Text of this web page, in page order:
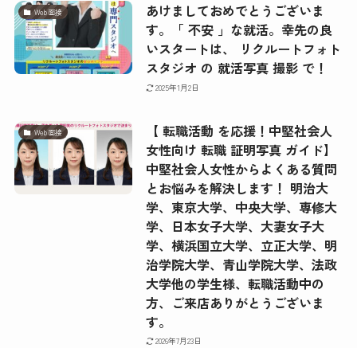
Web面接
あけましておめでとうございま
す。「 不安 」な就活。幸先の良
いスタートは、 リクルートフォト
スタジオ の 就活写真 撮影 で！
2025年1月2日
Web面接
【 転職活動 を応援！中堅社会人
女性向け 転職 証明写真 ガイド】
中堅社会人女性からよくある質問
とお悩みを解決します！ 明治大
学、東京大学、中央大学、専修大
学、日本女子大学、大妻女子大
学、横浜国立大学、立正大学、明
治学院大学、青山学院大学、法政
大学他の学生様、転職活動中の
方、ご来店ありがとうございま
す。
2026年7月23日